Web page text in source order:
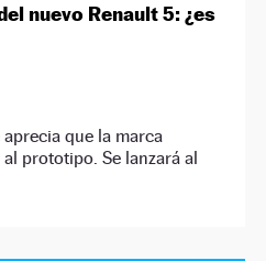
nuevo Renault 5: ¿es
que la marca
prototipo. Se lanzará al